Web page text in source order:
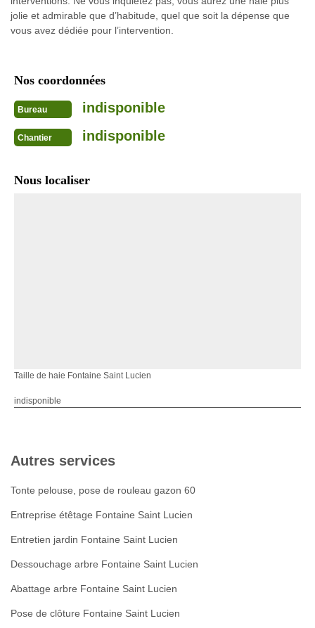
jolie et admirable que d’habitude, quel que soit la dépense que
vous avez dédiée pour l’intervention.
Nos coordonnées
Bureau indisponible
Chantier indisponible
Nous localiser
Taille de haie Fontaine Saint Lucien
indisponible
Autres services
Tonte pelouse, pose de rouleau gazon 60
Entreprise étêtage Fontaine Saint Lucien
Entretien jardin Fontaine Saint Lucien
Dessouchage arbre Fontaine Saint Lucien
Abattage arbre Fontaine Saint Lucien
Pose de clôture Fontaine Saint Lucien